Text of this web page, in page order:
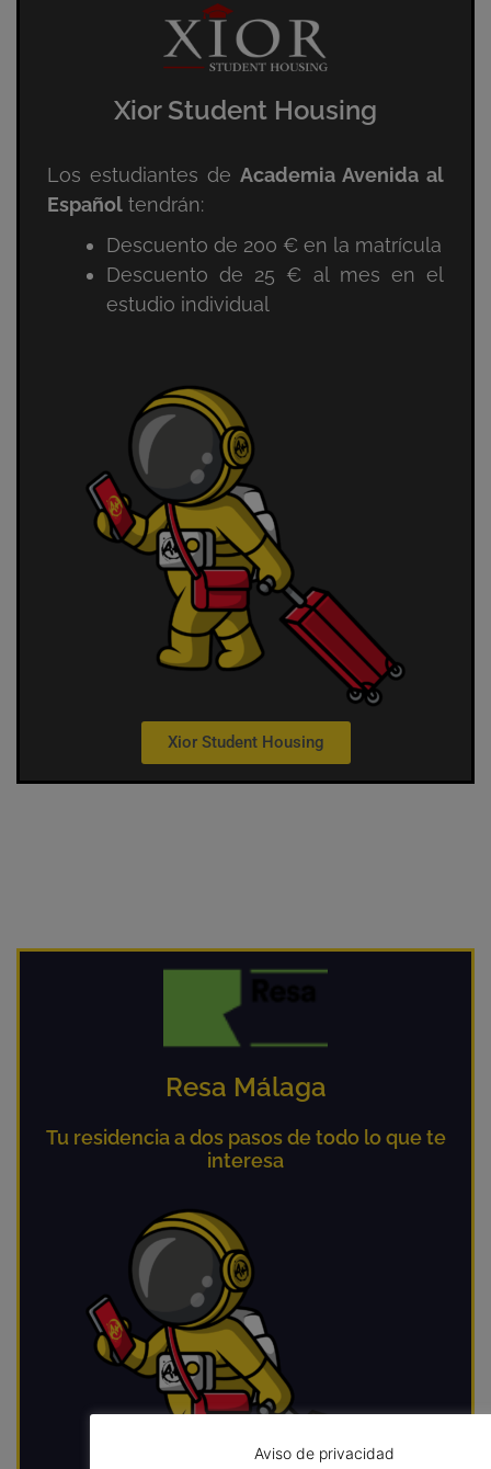
Xior Student Housing
Los estudiantes de Academia Avenida al
Español tendrán:
Descuento de 200 € en la matrícula
Descuento de 25 € al mes en el
estudio individual
Xior Student Housing
Resa Málaga
Tu residencia a dos pasos de todo lo que te
interesa
Aviso de privacidad